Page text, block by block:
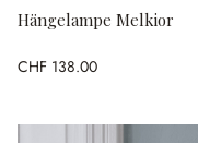
Hängelampe Melkior
CHF 138.00